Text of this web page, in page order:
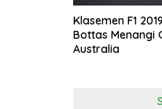
Klasemen F1
Bottas Menangi
Australia